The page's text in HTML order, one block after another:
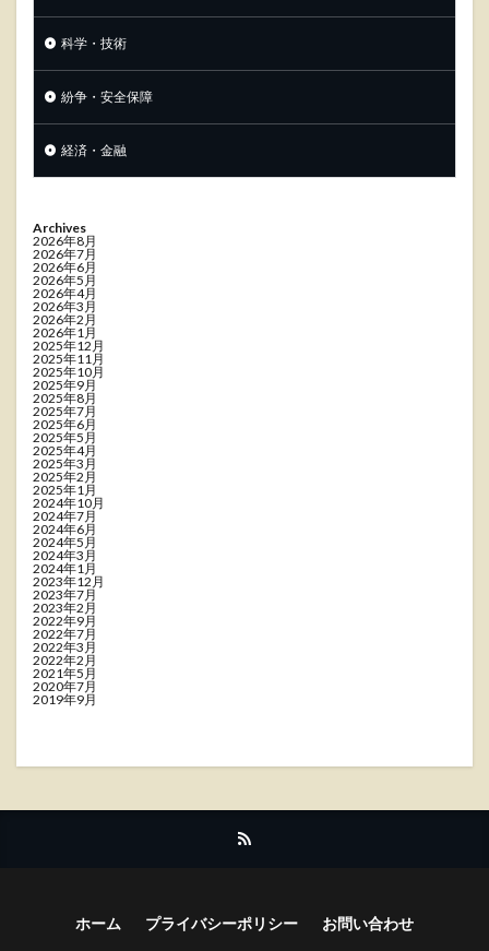
科学・技術
紛争・安全保障
経済・金融
Archives
2026年8月
2026年7月
2026年6月
2026年5月
2026年4月
2026年3月
2026年2月
2026年1月
2025年12月
2025年11月
2025年10月
2025年9月
2025年8月
2025年7月
2025年6月
2025年5月
2025年4月
2025年3月
2025年2月
2025年1月
2024年10月
2024年7月
2024年6月
2024年5月
2024年3月
2024年1月
2023年12月
2023年7月
2023年2月
2022年9月
2022年7月
2022年3月
2022年2月
2021年5月
2020年7月
2019年9月
ホーム プライバシーポリシー お問い合わせ